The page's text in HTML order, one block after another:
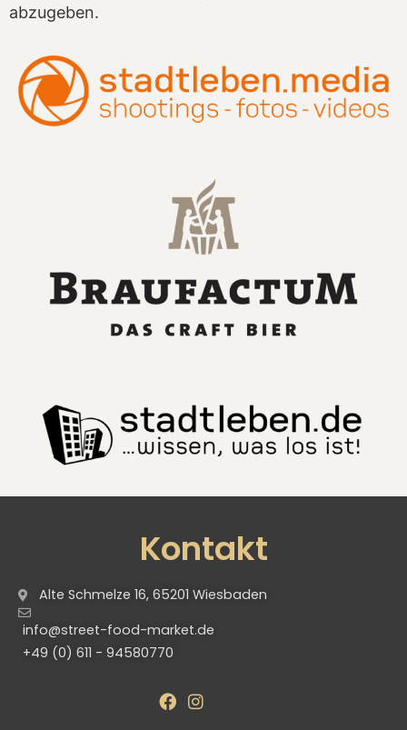
abzugeben.
Kontakt
Alte Schmelze 16, 65201 Wiesbaden
info@street-food-market.de
+49 (0) 611 - 94580770